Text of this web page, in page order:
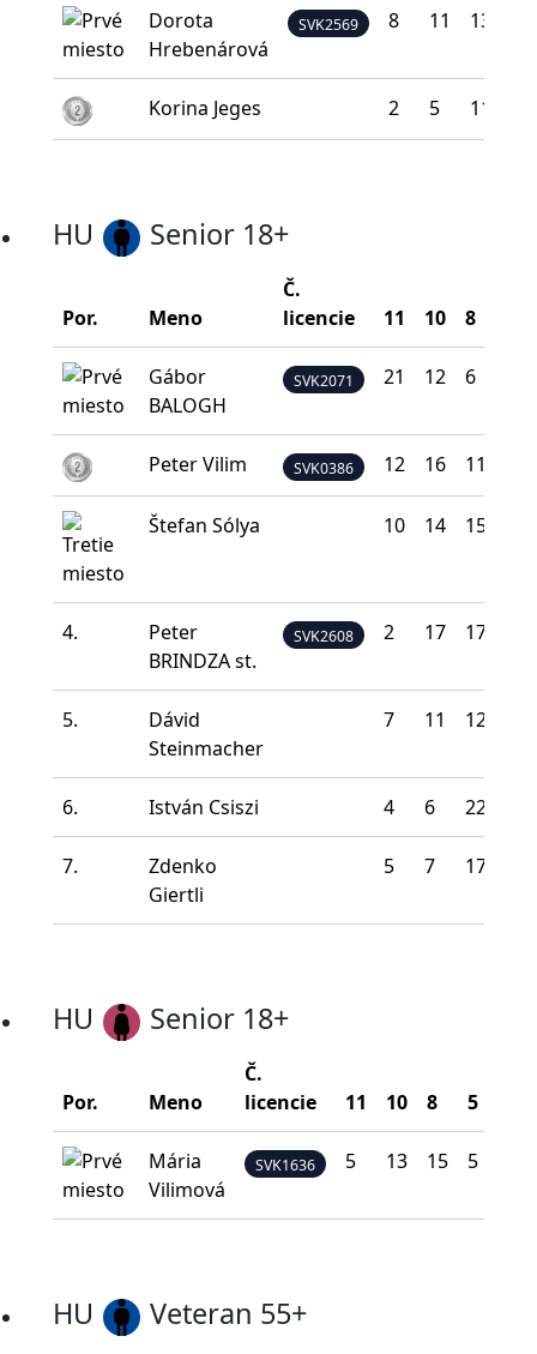
Dorota
Hrebenárová
SVK2569 8 11 13
Korina Jeges 2 5 11
HU Senior 18+
Por. Meno
Č.
licencie
11 10 8
Gábor
BALOGH
SVK2071 21 12 6
Peter Vilim SVK0386 12 16 11
Štefan Sólya 10 14 15
4.
Peter
BRINDZA st.
SVK2608 2 17 17
5.
Dávid
Steinmacher
7 11 12
6. István Csiszi 4 6 22
7.
Zdenko
Giertli
5 7 17
HU Senior 18+
Por. Meno
Č.
licencie
11 10 8 5
Mária
Vilimová
SVK1636 5 13 15 5
HU Veteran 55+